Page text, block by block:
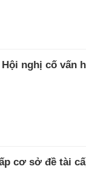
nghị cố vấn
cơ sở đề tài